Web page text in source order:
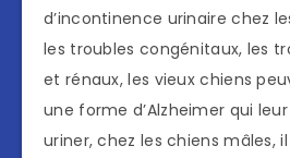
d’incontinence urinaire chez
les troubles congénitaux, les
et rénaux, les vieux chiens
une forme d’Alzheimer qui
uriner, chez les chiens mâles,